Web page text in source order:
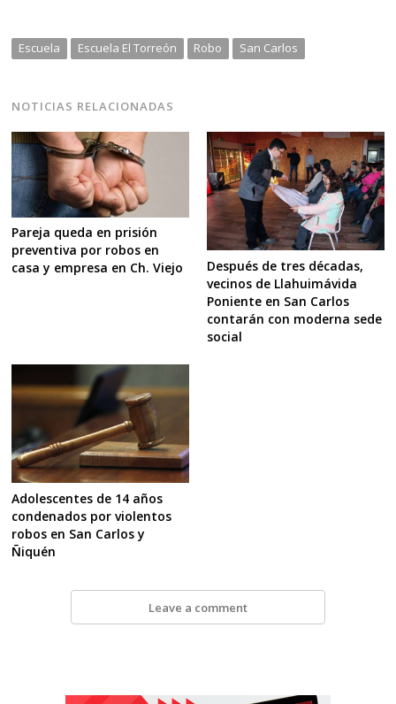
Escuela Escuela El Torreón Robo San Carlos
NOTICIAS RELACIONADAS
Pareja queda en prisión
preventiva por robos en
casa y empresa en Ch. Viejo
Después de tres décadas,
vecinos de Llahuimávida
Poniente en San Carlos
contarán con moderna sede
social
Adolescentes de 14 años
condenados por violentos
robos en San Carlos y
Ñiquén
Leave a comment